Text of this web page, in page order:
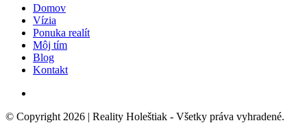
Domov
Vízia
Ponuka realít
Môj tím
Blog
Kontakt
© Copyright 2026 | Reality Holeštiak - Všetky práva vyhradené.